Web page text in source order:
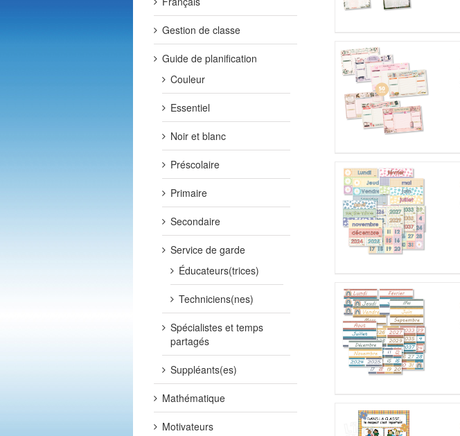
Gestion de classe
Guide de planification
Couleur
Essentiel
Noir et blanc
Préscolaire
Primaire
Secondaire
Service de garde
Éducateurs(trices)
Techniciens(nes)
Spécialistes et temps
partagés
Suppléants(es)
Mathématique
Motivateurs